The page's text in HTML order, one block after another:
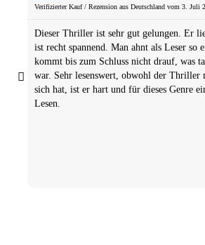
Verifizierter Kauf / Rezension aus Deutschland vom 3. Juli
Dieser Thriller ist sehr gut gelungen. Er
ist recht spannend. Man ahnt als Leser so
kommt bis zum Schluss nicht drauf, was
war. Sehr lesenswert, obwohl der Thriller
sich hat, ist er hart und für dieses Genre
Lesen.